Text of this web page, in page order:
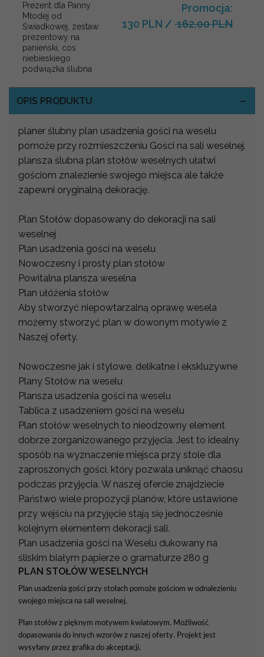
Prezent dla Panny
Młodej od
Świadkowej, zestaw
prezentowy na
panieński, cos
niebieskiego
podwiązka ślubna
Promocja:
130 PLN / 162.00 PLN
OPIS PRODUKTU
planer ślubny plan usadzenia gości na weselu
pomoże przy rozmieszczeniu Gości na sali weselnej.
plansza ślubna plan stołów weselnych ułatwi
gościom znalezienie swojego miejsca ale także
zapewni oryginalną dekorację.
Plan Stołów dopasowany do dekoracji na sali
weselnej
Plan usadzenia gości na weselu
Nowoczesny i prosty plan stołów
Powitalna plansza weselna
Plan ułóżenia stołów
Aby stworzyć niepowtarzalną oprawę wesela
możemy stworzyć plan w dowonym motywie z
Naszej oferty.
Nowoczesne jak i stylowe, delikatne i ekskluzywne
Plany Stołów na weselu
Plansza usadzenia gości na weselu
Tablica z usadzeniem gości na weselu
Plan stołów weselnych to nieodzowny element
dobrze zorganizowanego przyjęcia. Jest to idealny
sposób na wyznaczenie miejsca przy stole dla
zaproszonych gości, który pozwala uniknąć chaosu
podczas przyjęcia. W naszej ofercie znajdziecie
Państwo wiele propozycji planów, które ustawione
przy wejściu na przyjęcie stają się jednocześnie
kolejnym elementem dekoracji sali.
Plan usadzenia gości na Weselu dukowany na
śliskim białym papierze o gramaturze 280 g
PLAN STOŁÓW WESELNYCH
Plan usadzenia gości przy stołach pomoże gościom w odnalezieniu
swojego miejsca na sali weselnej.
Plan stołów z pięknym motywem kwiatowym. Możliwość
dopasowania do innych wzorów z naszej oferty. Projekt jest
wysyłany przez grafika do akceptacji.